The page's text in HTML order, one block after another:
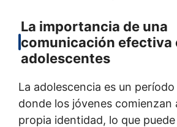
La importancia de una
comunicación efectiva
adolescentes
La adolescencia es un
donde los jóvenes comienzan
propia identidad, lo que